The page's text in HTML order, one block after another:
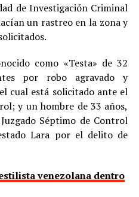
de Investigación Criminal
un rastreo en la zona y
como «Testa» de 32
por robo agravado y
cual está solicitado ante el
y un hombre de 33 años,
Séptimo de Control
Lara por el delito de
venezolana dentro